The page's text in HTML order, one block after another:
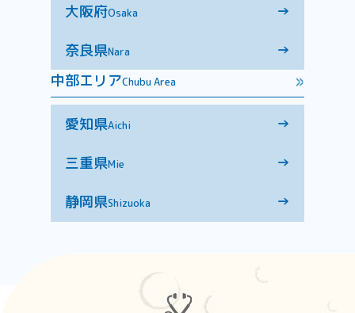
大阪府Osaka
→
奈良県Nara
→
中部エリアChubu Area
愛知県Aichi
→
三重県Mie
→
静岡県Shizuoka →